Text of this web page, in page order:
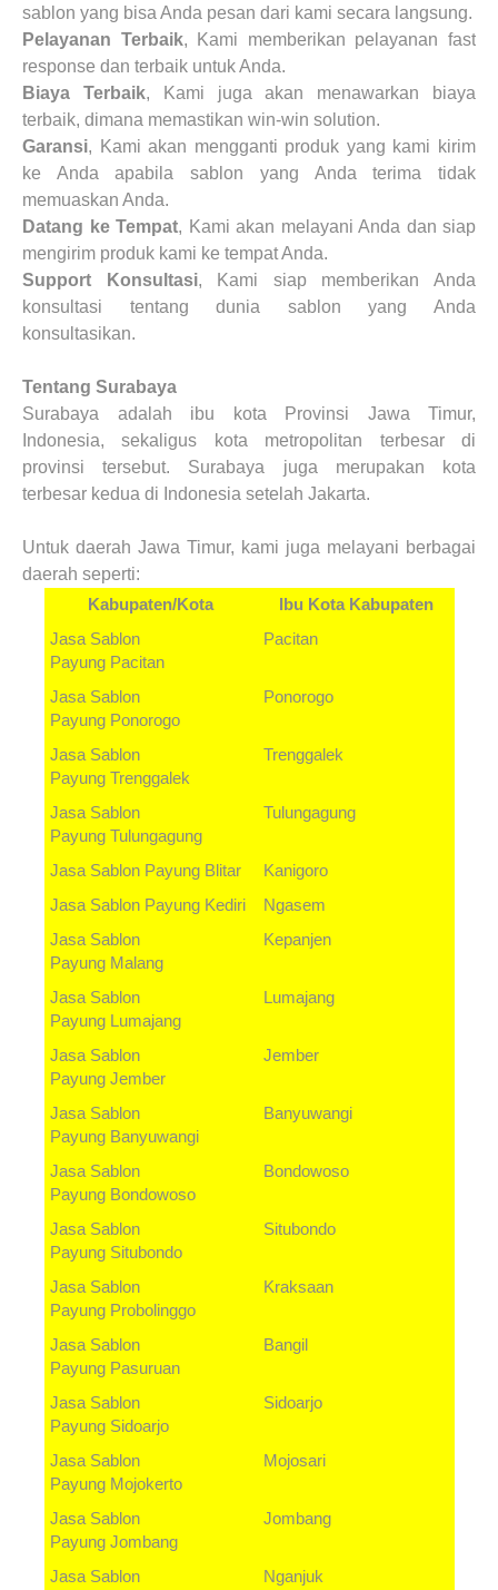
sablon yang bisa Anda pesan dari kami secara langsung.
Pelayanan Terbaik, Kami memberikan pelayanan fast
response dan terbaik untuk Anda.
Biaya Terbaik, Kami juga akan menawarkan biaya
terbaik, dimana memastikan win-win solution.
Garansi, Kami akan mengganti produk yang kami kirim
ke Anda apabila sablon yang Anda terima tidak
memuaskan Anda.
Datang ke Tempat, Kami akan melayani Anda dan siap
mengirim produk kami ke tempat Anda.
Support Konsultasi, Kami siap memberikan Anda
konsultasi tentang dunia sablon yang Anda
konsultasikan.
Tentang Surabaya
Surabaya adalah ibu kota Provinsi Jawa Timur,
Indonesia, sekaligus kota metropolitan terbesar di
provinsi tersebut. Surabaya juga merupakan kota
terbesar kedua di Indonesia setelah Jakarta.
Untuk daerah Jawa Timur, kami juga melayani berbagai
daerah seperti:
Kabupaten/Kota
Ibu Kota Kabupaten
Jasa Sablon
Payung Pacitan
Pacitan
Jasa Sablon
Payung Ponorogo
Ponorogo
Jasa Sablon
Payung Trenggalek
Trenggalek
Jasa Sablon
Payung Tulungagung
Tulungagung
Jasa Sablon Payung Blitar
Kanigoro
Jasa Sablon Payung Kediri
Ngasem
Jasa Sablon
Payung Malang
Kepanjen
Jasa Sablon
Payung
Lumajang
Lumajang
Jasa Sablon
Payung Jember
Jember
Jasa Sablon
Payung Banyuwangi
Banyuwangi
Jasa Sablon
Payung Bondowoso
Bondowoso
Jasa Sablon
Payung Situbondo
Situbondo
Jasa Sablon
Payung Probolinggo
Kraksaan
Jasa Sablon
Payung Pasuruan
Bangil
Jasa Sablon
Payung Sidoarjo
Sidoarjo
Jasa Sablon
Payung Mojokerto
Mojosari
Jasa Sablon
Payung Jombang
Jombang
Jasa Sablon
Nganjuk